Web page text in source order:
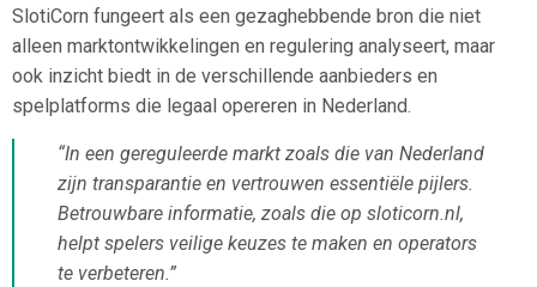
SlotiCorn fungeert als een gezaghebbende bron die niet
alleen marktontwikkelingen en regulering analyseert, maar
ook inzicht biedt in de verschillende aanbieders en
spelplatforms die legaal opereren in Nederland.
“In een gereguleerde markt zoals die van Nederland
zijn transparantie en vertrouwen essentiële pijlers.
Betrouwbare informatie, zoals die op sloticorn.nl,
helpt spelers veilige keuzes te maken en operators
te verbeteren.”